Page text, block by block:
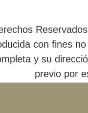
con fines
y su
previo por